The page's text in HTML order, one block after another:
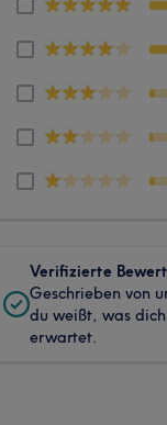
Verifizierte
Geschrieben von
du weißt, was
erwartet.